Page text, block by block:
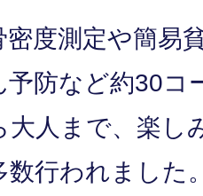
度測定や簡易
予防など約30コ
大人まで、楽し
数行われました